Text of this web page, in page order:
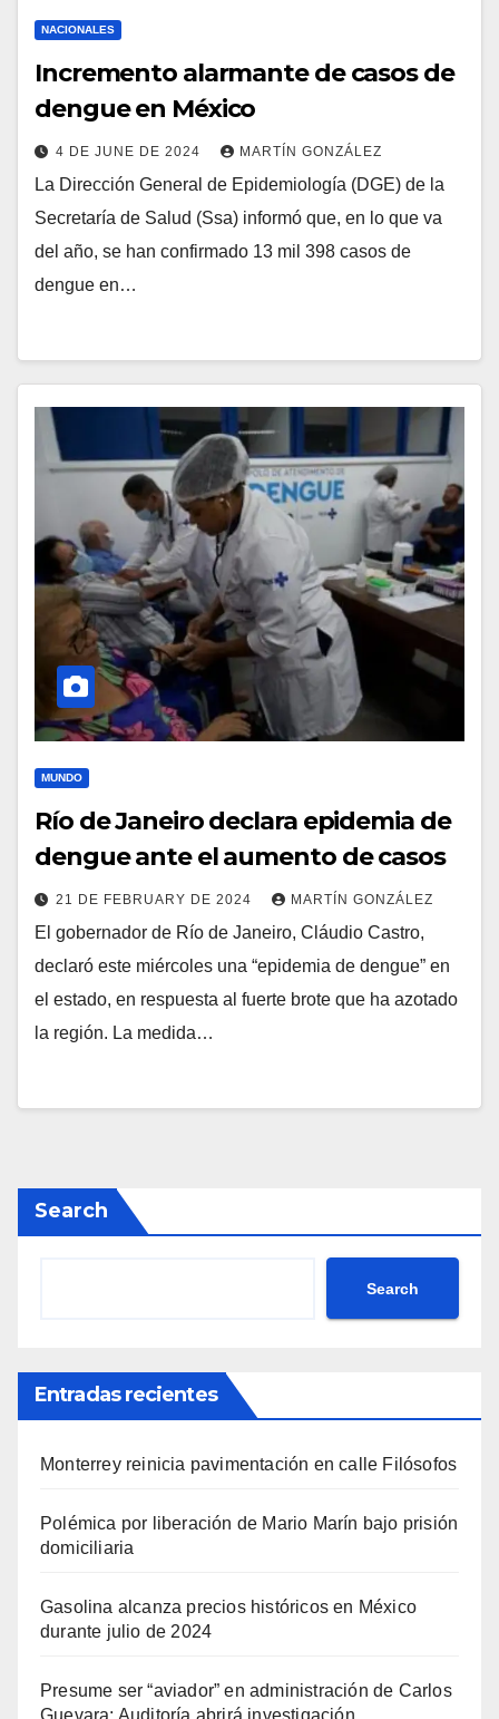
NACIONALES
Incremento alarmante de casos de
dengue en México
4 DE JUNE DE 2024 MARTÍN GONZÁLEZ
La Dirección General de Epidemiología (DGE) de la
Secretaría de Salud (Ssa) informó que, en lo que va
del año, se han confirmado 13 mil 398 casos de
dengue en…
MUNDO
Río de Janeiro declara epidemia de
dengue ante el aumento de casos
21 DE FEBRUARY DE 2024 MARTÍN GONZÁLEZ
El gobernador de Río de Janeiro, Cláudio Castro,
declaró este miércoles una “epidemia de dengue” en
el estado, en respuesta al fuerte brote que ha azotado
la región. La medida…
Search
Search
Entradas recientes
Monterrey reinicia pavimentación en calle Filósofos
Polémica por liberación de Mario Marín bajo prisión
domiciliaria
Gasolina alcanza precios históricos en México
durante julio de 2024
Presume ser “aviador” en administración de Carlos
Guevara; Auditoría abrirá investigación